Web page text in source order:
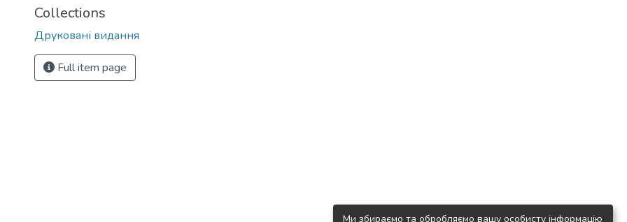
Collections
Друковані видання
Full item page
Ми збираємо та обробляємо вашу особисту інформацію